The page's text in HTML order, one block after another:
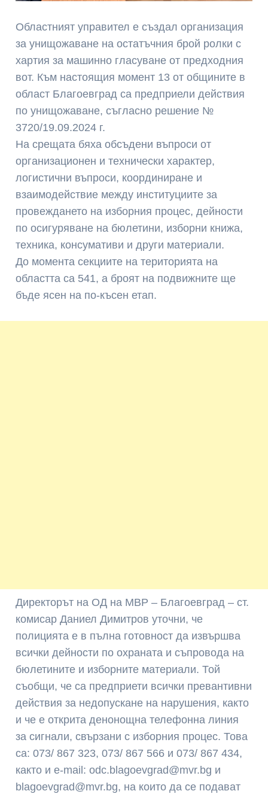
Областният управител е създал организация
за унищожаване на остатъчния брой ролки с
хартия за машинно гласуване от предходния
вот. Към настоящия момент 13 от общините в
област Благоевград са предприели действия
по унищожаване, съгласно решение №
3720/19.09.2024 г.
На срещата бяха обсъдени въпроси от
организационен и технически характер,
логистични въпроси, координиране и
взаимодействие между институциите за
провеждането на изборния процес, дейности
по осигуряване на бюлетини, изборни книжа,
техника, консумативи и други материали.
До момента секциите на територията на
областта са 541, а броят на подвижните ще
бъде ясен на по-късен етап.
Директорът на ОД на МВР – Благоевград – ст.
комисар Даниел Димитров уточни, че
полицията е в пълна готовност да извършва
всички дейности по охраната и съпровода на
бюлетините и изборните материали. Той
съобщи, че са предприети всички превантивни
действия за недопускане на нарушения, както
и че е открита денонощна телефонна линия
за сигнали, свързани с изборния процес. Това
са: 073/ 867 323, 073/ 867 566 и 073/ 867 434,
както и e-mail: odc.blagoevgrad@mvr.bg и
blagoevgrad@mvr.bg, на които да се подават